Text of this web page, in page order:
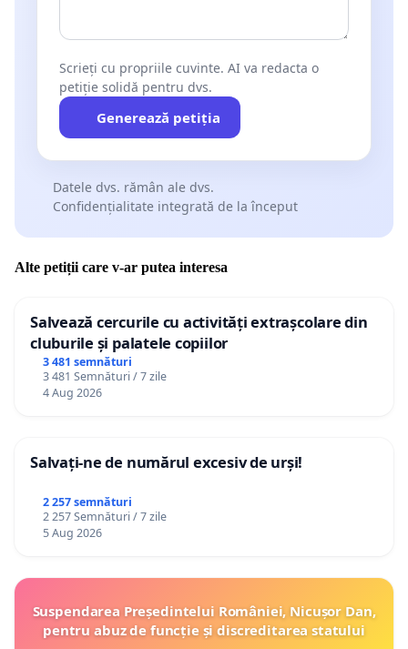
Scrieți cu propriile cuvinte. AI va redacta o
petiție solidă pentru dvs.
Generează petiția
Datele dvs. rămân ale dvs.
Confidențialitate integrată de la început
Alte petiții care v-ar putea interesa
Salvează cercurile cu activități extrașcolare din
cluburile și palatele copiilor
3 481 semnături
3 481 Semnături / 7 zile
4 Aug 2026
Salvați-ne de numărul excesiv de urși!
2 257 semnături
2 257 Semnături / 7 zile
5 Aug 2026
Suspendarea Președintelui României, Nicușor Dan,
pentru abuz de funcție și discreditarea statului